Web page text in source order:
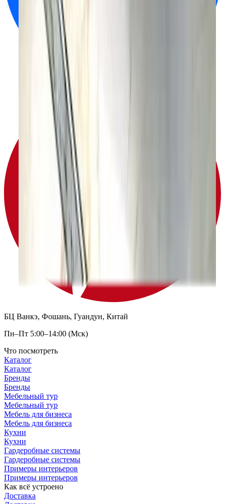
БЦ Ванкэ, Фошань, Гуандун, Китай
Пн–Пт 5:00–14:00 (Мск)
Что посмотреть
Каталог
Каталог
Бренды
Бренды
Мебельный тур
Мебельный тур
Мебель для бизнеса
Мебель для бизнеса
Кухни
Кухни
Гардеробные системы
Гардеробные системы
Примеры интерьеров
Примеры интерьеров
Как всё устроено
Доставка